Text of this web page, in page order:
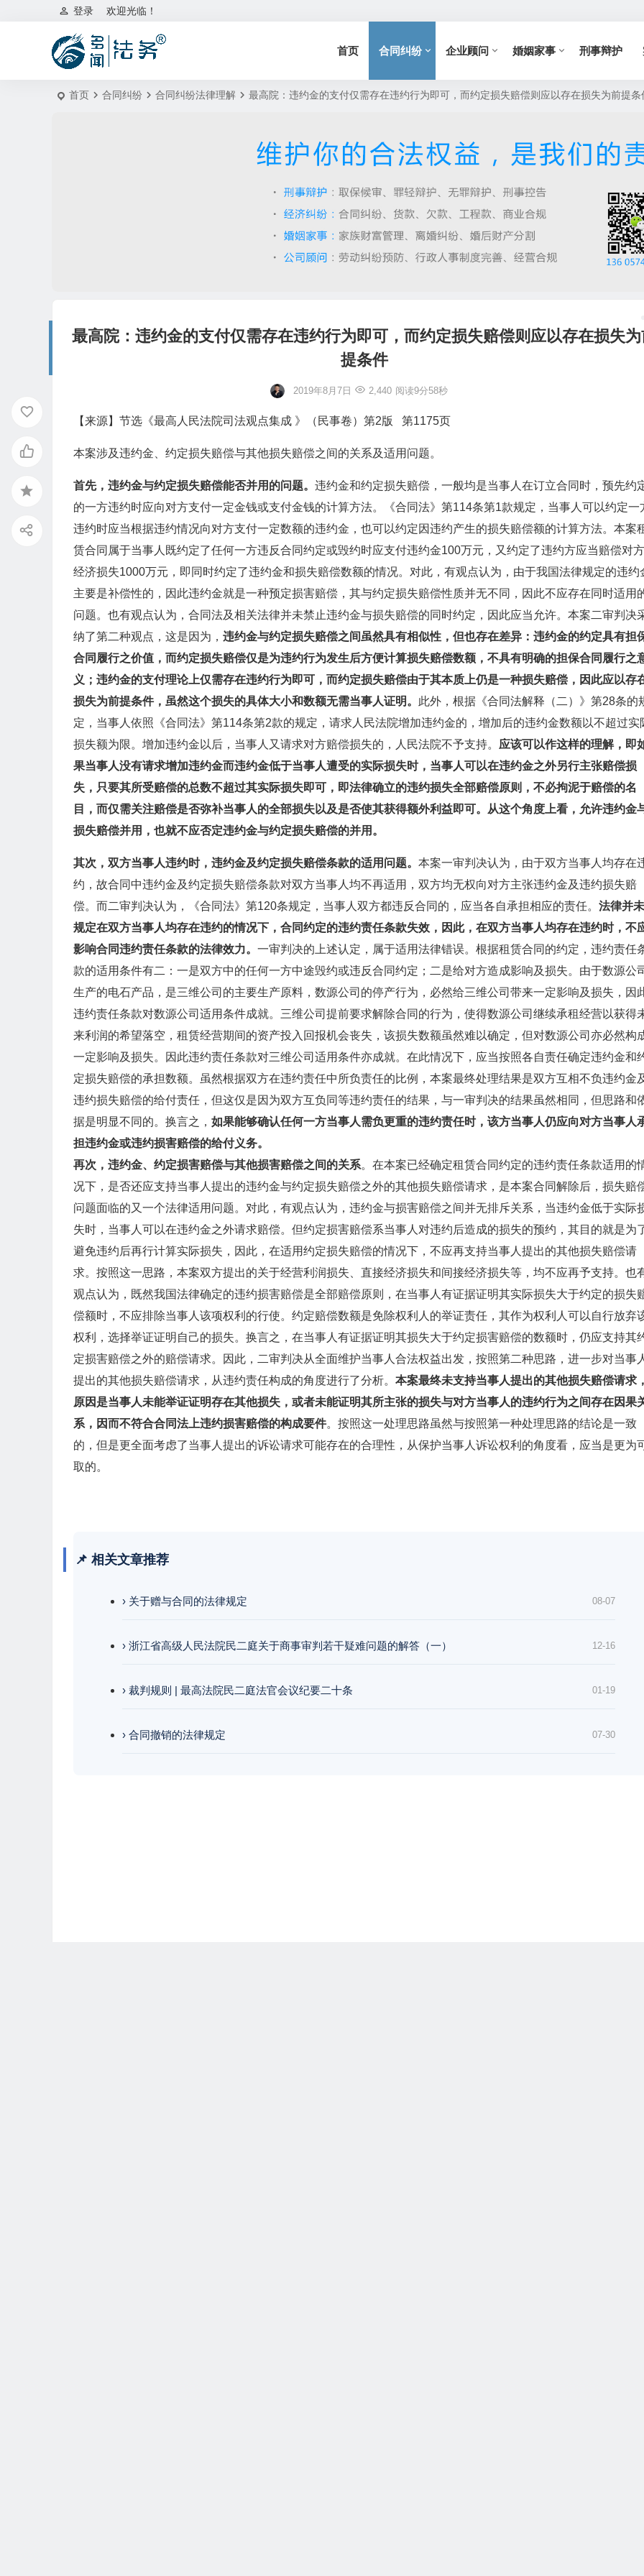
欢迎光临！
登录
首页 合同纠纷 企业顾问 婚姻家事 刑事辩护
首页 合同纠纷 合同纠纷法律理解 最高院：违约金的支付仅需存在违约行为即可，而约定损失赔偿则应以存在损失为前提条
最高院：违约金的支付仅需存在违约行为即可，而约定损失赔偿则应以存在损失
提条件
2019年8月7日 2,440 阅读9分58秒
【来源】节选《最高人民法院司法观点集成 》（民事卷）第2版 第1175页
本案涉及违约金、约定损失赔偿与其他损失赔偿之间的关系及适用问题。
首先，违约金与约定损失赔偿能否并用的问题。 违约金和约定损失赔偿，一般均是当事人在订立合同时，预先约
的一方违约时应向对方支付一定金钱或支付金钱的计算方法。《合同法》第114条第1款规定，当事人可以约定一
违约时应当根据违约情况向对方支付一定数额的违约金，也可以约定因违约产生的损失赔偿额的计算方法。本案
赁合同属于当事人既约定了任何一方违反合同约定或毁约时应支付违约金100万元，又约定了违约方应当赔偿对方
经济损失1000万元，即同时约定了违约金和损失赔偿数额的情况。对此，有观点认为，由于我国法律规定的违约
主要是补偿性的，因此违约金就是一种预定损害赔偿，其与约定损失赔偿性质并无不同，因此不应存在同时适用
问题。也有观点认为，合同法及相关法律并未禁止违约金与损失赔偿的同时约定，因此应当允许。本案二审判决
纳了第二种观点，这是因为， 违约金与约定损失赔偿之间虽然具有相似性，但也存在差异：违约金的约定具有担
合同履行之价值，而约定损失赔偿仅是为违约行为发生后方便计算损失赔偿数额，不具有明确的担保合同履行之
义；违约金的支付理论上仅需存在违约行为即可，而约定损失赔偿由于其本质上仍是一种损失赔偿，因此应以存
损失为前提条件，虽然这个损失的具体大小和数额无需当事人证明。 此外，根据《合同法解释（二）》第28条的
定，当事人依照《合同法》第114条第2款的规定，请求人民法院增加违约金的，增加后的违约金数额以不超过实
损失额为限。增加违约金以后，当事人又请求对方赔偿损失的，人民法院不予支持。 应该可以作这样的理解，即
果当事人没有请求增加违约金而违约金低于当事人遭受的实际损失时，当事人可以在违约金之外另行主张赔偿损
失，只要其所受赔偿的总数不超过其实际损失即可，即法律确立的违约损失全部赔偿原则，不必拘泥于赔偿的名
目，而仅需关注赔偿是否弥补当事人的全部损失以及是否使其获得额外利益即可。从这个角度上看，允许违约金
损失赔偿并用，也就不应否定违约金与约定损失赔偿的并用。
其次，双方当事人违约时，违约金及约定损失赔偿条款的适用问题。 本案一审判决认为，由于双方当事人均存在
约，故合同中违约金及约定损失赔偿条款对双方当事人均不再适用，双方均无权向对方主张违约金及违约损失赔
偿。而二审判决认为，《合同法》第120条规定，当事人双方都违反合同的，应当各自承担相应的责任。 法律并未
规定在双方当事人均存在违约的情况下，合同约定的违约责任条款失效，因此，在双方当事人均存在违约时，不
影响合同违约责任条款的法律效力。 一审判决的上述认定，属于适用法律错误。根据租赁合同的约定，违约责任
款的适用条件有二：一是双方中的任何一方中途毁约或违反合同约定；二是给对方造成影响及损失。由于数源公
生产的电石产品，是三维公司的主要生产原料，数源公司的停产行为，必然给三维公司带来一定影响及损失，因
违约责任条款对数源公司适用条件成就。三维公司提前要求解除合同的行为，使得数源公司继续承租经营以获得
来利润的希望落空，租赁经营期间的资产投入回报机会丧失，该损失数额虽然难以确定，但对数源公司亦必然构
一定影响及损失。因此违约责任条款对三维公司适用条件亦成就。在此情况下，应当按照各自责任确定违约金和
定损失赔偿的承担数额。虽然根据双方在违约责任中所负责任的比例，本案最终处理结果是双方互相不负违约金
违约损失赔偿的给付责任，但这仅是因为双方互负同等违约责任的结果，与一审判决的结果虽然相同，但思路和
据是明显不同的。换言之， 如果能够确认任何一方当事人需负更重的违约责任时，该方当事人仍应向对方当事人
担违约金或违约损害赔偿的给付义务。
再次，违约金、约定损害赔偿与其他损害赔偿之间的关系。在本案已经确定租赁合同约定的违约责任条款适用的
况下，是否还应支持当事人提出的违约金与约定损失赔偿之外的其他损失赔偿请求，是本案合同解除后，损失赔
问题面临的又一个法律适用问题。对此，有观点认为，违约金与损害赔偿之间并无排斥关系，当违约金低于实际
失时，当事人可以在违约金之外请求赔偿。但约定损害赔偿系当事人对违约后造成的损失的预约，其目的就是为
避免违约后再行计算实际损失，因此，在适用约定损失赔偿的情况下，不应再支持当事人提出的其他损失赔偿请
求。按照这一思路，本案双方提出的关于经营利润损失、直接经济损失和间接经济损失等，均不应再予支持。也
观点认为，既然我国法律确定的违约损害赔偿是全部赔偿原则，在当事人有证据证明其实际损失大于约定的损失
偿额时，不应排除当事人该项权利的行使。约定赔偿数额是免除权利人的举证责任，其作为权利人可以自行放弃
权利，选择举证证明自己的损失。换言之，在当事人有证据证明其损失大于约定损害赔偿的数额时，仍应支持其
定损害赔偿之外的赔偿请求。因此，二审判决从全面维护当事人合法权益出发，按照第二种思路，进一步对当事
提出的其他损失赔偿请求，从违约责任构成的角度进行了分析。 本案最终未支持当事人提出的其他损失赔偿请求，
原因是当事人未能举证证明存在其他损失，或者未能证明其所主张的损失与对方当事人的违约行为之间存在因果
系，因而不符合合同法上违约损害赔偿的构成要件。按照这一处理思路虽然与按照第一种处理思路的结论是一致
的，但是更全面考虑了当事人提出的诉讼请求可能存在的合理性，从保护当事人诉讼权利的角度看，应当是更为
取的。
📌 相关文章推荐
› 关于赠与合同的法律规定 08-07
› 浙江省高级人民法院民二庭关于商事审判若干疑难问题的解答（一） 12-16
› 裁判规则 | 最高法院民二庭法官会议纪要二十条 01-19
› 合同撤销的法律规定 07-30